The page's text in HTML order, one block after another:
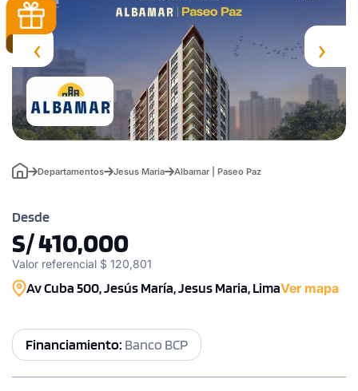
‹ ›
Departamentos Jesus Maria Albamar | Paseo Paz
Desde
S/ 410,000
Valor referencial $ 120,801
Av Cuba 500, Jesús María, Jesus Maria, LimaVer mapa
Financiamiento: Banco BCP